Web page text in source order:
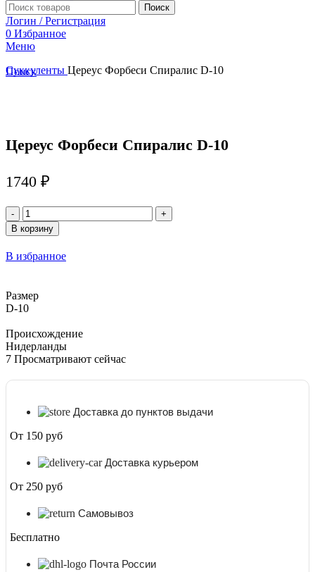
Поиск
Логин / Регистрация
0 Избранное
Меню
Поиск
Суккуленты Цереус Форбеси Спиралис D-10
Цереус Форбеси Спиралис D-10
1740 ₽
Количество
товара
Цереус
Форбеси
Спиралис
В корзину
В избранное
Размер
D-10
Происхождение
Нидерланды
7 Просматривают сейчас
Доставка до пунктов выдачи
От 150 руб
Доставка курьером
От 250 руб
Самовывоз
Бесплатно
Почта России